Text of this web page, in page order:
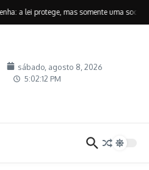
a lei protege, mas somente uma
sábado, agosto 8, 2026
5:02:13 PM